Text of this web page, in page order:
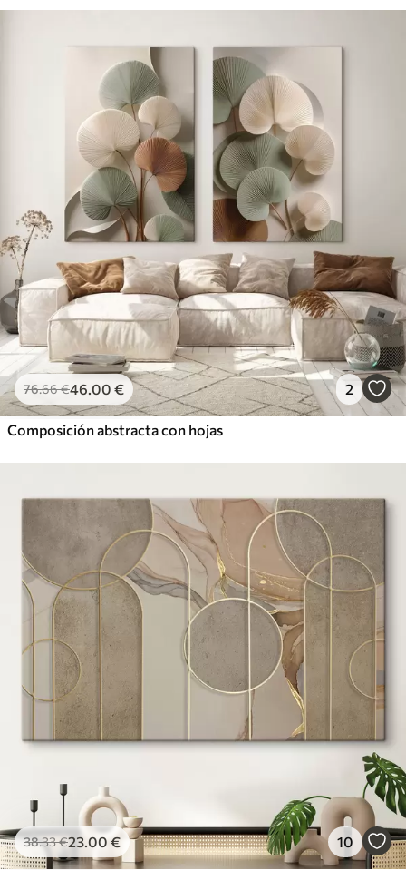
76.66€46.00 € 2
Composición abstracta con hojas
38.33€23.00 € 10